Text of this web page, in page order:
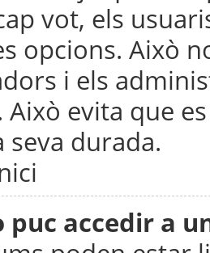
vot, els
opcions. Això
i els
evita que
seva durada.
puc accedir a